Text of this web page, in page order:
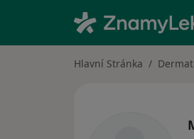
Hlavní Stránka